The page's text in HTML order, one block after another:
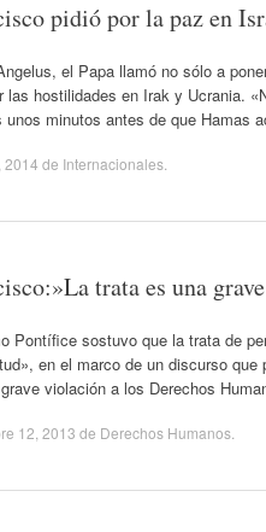
pidió por la paz en
el Papa llamó no sólo a
las hostilidades en Irak y Ucrania.
unos minutos antes de que Hamas
2014 de Internacionales
trata es una
Pontífice sostuvo que la trata de
en el marco de un discurso
violación a los Derechos
12, 2013 de Derechos Humanos